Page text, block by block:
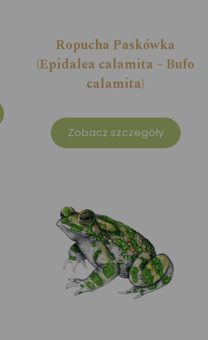
Ropucha Paskówka
(Epidalea calamita – Bufo
calamita)
Zobacz szczegóły